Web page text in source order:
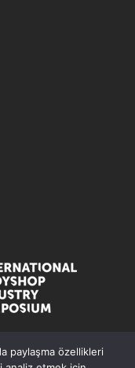
paylaşma özellikleri